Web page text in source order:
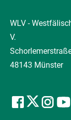
WLV -
V.
48143 Münster